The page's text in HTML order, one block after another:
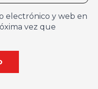
electrónico y web en
vez que